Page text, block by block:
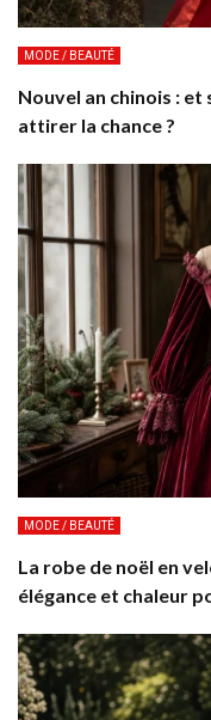
MODE / BEAUTÉ
Nouvel an chinois :
attirer la chance ?
MODE / BEAUTÉ
La robe de noël en
élégance et chaleur